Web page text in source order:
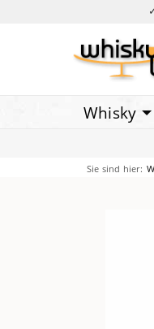
Whisky
Sie sind hier: